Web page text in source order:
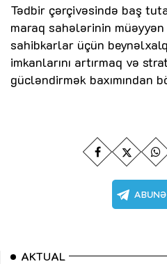
Tədbir çərçivəsində baş
maraq sahələrinin
sahibkarlar üçün
imkanlarını artırmaq və
gücləndirmək baxımından
AKTUAL